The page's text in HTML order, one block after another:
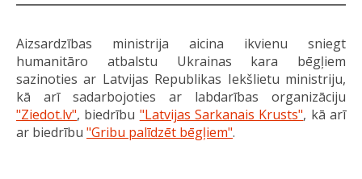
Aizsardzības ministrija aicina ikvienu sniegt
humanitāro atbalstu Ukrainas kara bēgļiem
sazinoties ar Latvijas Republikas Iekšlietu ministriju,
kā arī sadarbojoties ar labdarības organizāciju
"Ziedot.lv", biedrību "Latvijas Sarkanais Krusts", kā arī
ar biedrību "Gribu palīdzēt bēgļiem".